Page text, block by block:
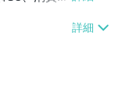
不付款
款【單件
】、宅配/
免運
消費滿$5